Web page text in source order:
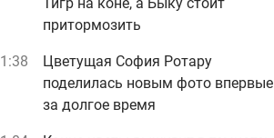
притормозить
Цветущая София Ротару
поделилась новым фото впервые
за долгое время